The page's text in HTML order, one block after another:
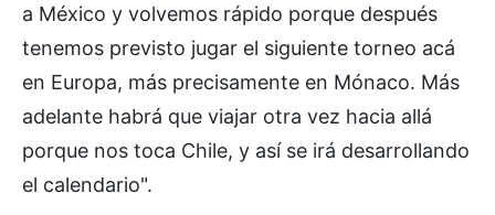
a México y volvemos rápido porque después
tenemos previsto jugar el siguiente torneo acá
en Europa, más precisamente en Mónaco. Más
adelante habrá que viajar otra vez hacia allá
porque nos toca Chile, y así se irá desarrollando
el calendario".